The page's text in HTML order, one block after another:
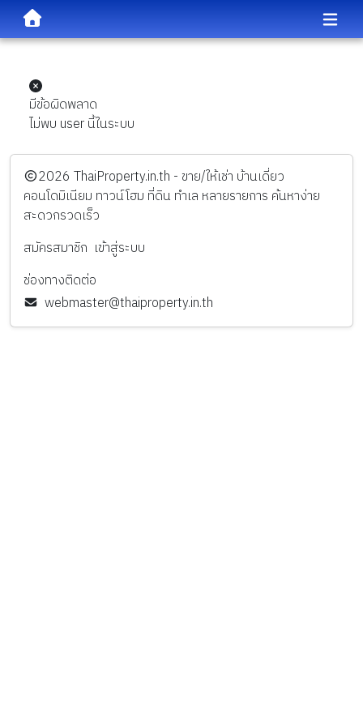
มีข้อผิดพลาด
ไม่พบ user นี้ในระบบ
️2026 ThaiProperty.in.th - ขาย/ให้เช่า บ้านเดี่ยว
คอนโดมิเนียม ทาวน์โฮม ที่ดิน ทำเล หลายรายการ ค้นหาง่าย
สะดวกรวดเร็ว
สมัครสมาชิก เข้าสู่ระบบ
ช่องทางติดต่อ
webmaster@thaiproperty.in.th